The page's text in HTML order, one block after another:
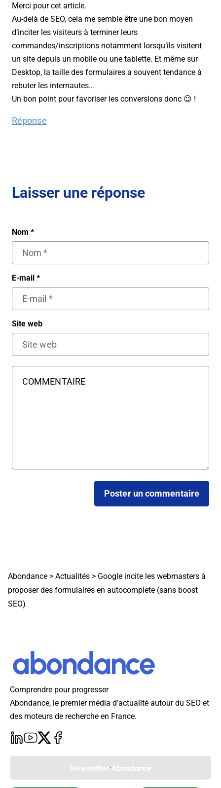
Merci pour cet article.
Au-delà de SEO, cela me semble être une bon moyen
d’inciter les visiteurs à terminer leurs
commandes/inscriptions notamment lorsqu’ils visitent
un site depuis un mobile ou une tablette. Et même sur
Desktop, la taille des formulaires a souvent tendance à
rebuter les internautes…
Un bon point pour favoriser les conversions donc 😉 !
Réponse
Laisser une réponse
Nom *
E-mail *
Site web
Abondance > Actualités > Google incite les webmasters à
proposer des formulaires en autocomplete (sans boost
SEO)
Comprendre pour progresser
Abondance, le premier média d’actualité autour du SEO et
des moteurs de recherche en France.
Newsletter Abondance